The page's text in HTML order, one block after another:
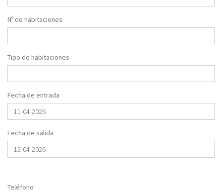
Nº de habitaciones
Tipo de habitaciones
Fecha de entrada
Fecha de salida
Teléfono